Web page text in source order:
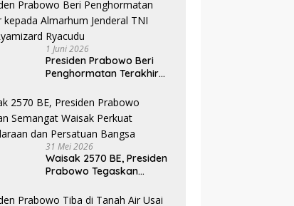
1 Juni 2026
Presiden Prabowo Beri
Penghormatan Terakhir
Jenderal TNI (Purn)
Ryamizard Ryacudu
31 Mei 2026
Waisak 2570 BE, Presiden
Prabowo Tegaskan
Persaudaraan dan